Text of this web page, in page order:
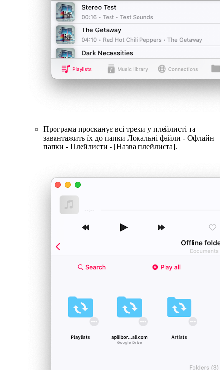
Програма просканує всі треки у плейлисті та
завантажить їх до папки Локальні файли - Офлайн
папки - Плейлисти - [Назва плейлиста].